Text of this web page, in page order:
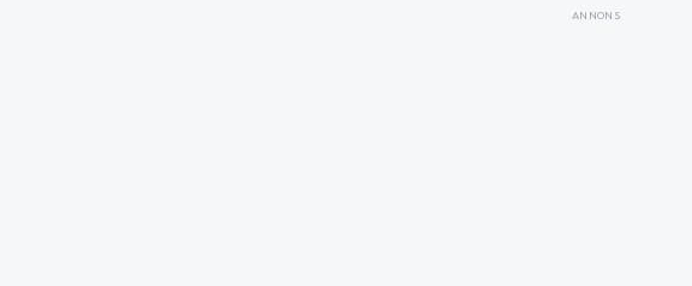
ANNONS